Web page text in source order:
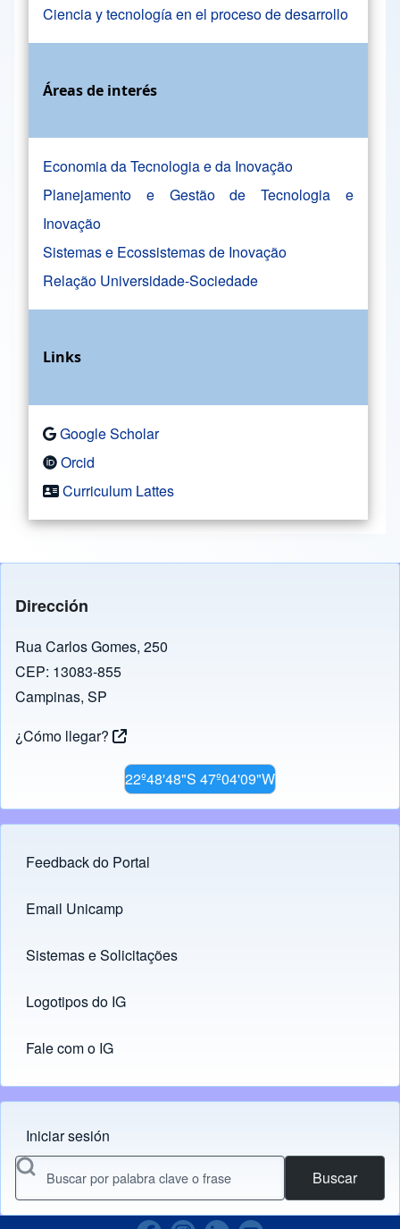
Ciencia y tecnología en el proceso de desarrollo
Áreas de interés
Economia da Tecnologia e da Inovação
Planejamento e Gestão de Tecnologia e
Inovação
Sistemas e Ecossistemas de Inovação
Relação Universidade-Sociedade
Links
Google Scholar
Orcid
Curriculum Lattes
Dirección
Rua Carlos Gomes, 250
CEP: 13083-855
Campinas, SP
¿Cómo llegar?
22º48'48"S 47º04'09"W
Footer menu
Feedback do Portal
Links
Email Unicamp
(opens in new tab)
Sistemas e Solicitações
(opens in new tab)
Logotipos do IG
(opens in new tab)
Fale com o IG
Menu do usuário
Iniciar sesión
Buscar